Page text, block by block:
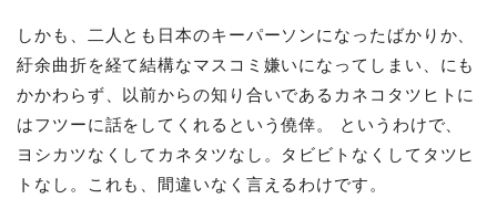
しかも、二人とも日本のキーパーソンになったばかりか、
紆余曲折を経て結構なマスコミ嫌いになってしまい、にも
かかわらず、以前からの知り合いであるカネコタツヒトに
はフツーに話をしてくれるという僥倖。 というわけで、
ヨシカツなくしてカネタツなし。タビビトなくしてタツヒ
トなし。これも、間違いなく言えるわけです。